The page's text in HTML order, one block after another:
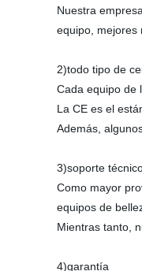
Nuestra
equipo, mejores
2)todo tipo de
Cada equipo de
La CE es el
Además,
3)soporte
Como mayor
equipos de
Mientras tanto,
4)garantía